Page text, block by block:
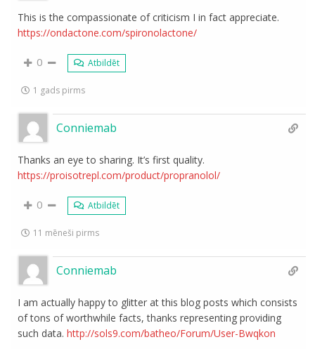
This is the compassionate of criticism I in fact appreciate.
https://ondactone.com/spironolactone/
0 Atbildēt
1 gads pirms
Conniemab
Thanks an eye to sharing. It’s first quality.
https://proisotrepl.com/product/propranolol/
0 Atbildēt
11 mēneši pirms
Conniemab
I am actually happy to glitter at this blog posts which consists
of tons of worthwhile facts, thanks representing providing
such data.http://sols9.com/batheo/Forum/User-Bwqkon